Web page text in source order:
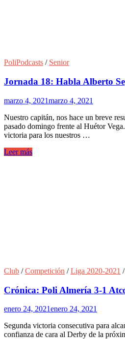
PoliPodcasts / Senior
Jornada 18: Habla Alberto
marzo 4, 2021marzo 4, 2021
Nuestro capitán, nos hace un breve
pasado domingo frente al Huétor
victoria para los nuestros …
Leer más
Club /Competición /Liga 2020-2021 /
Crónica: Poli Almería 3-1
enero 24, 2021enero 24, 2021
Segunda victoria consecutiva para
confianza de cara al Derby de la